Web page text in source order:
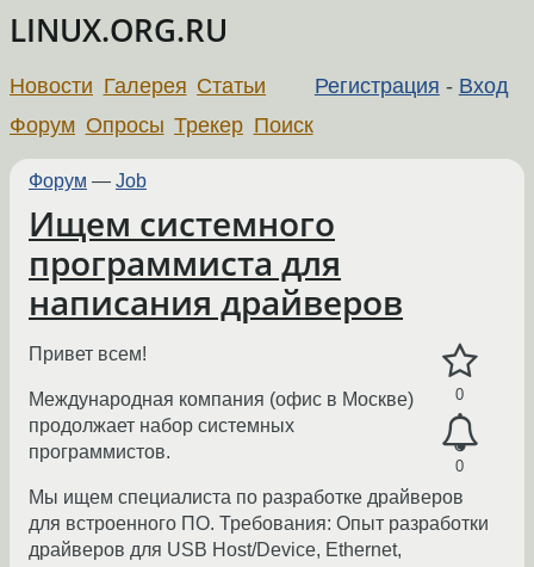
LINUX.ORG.RU
Регистрация - Вход
Новости Галерея Статьи
Форум Опросы Трекер Поиск
Форум — Job
Ищем системного
программиста для
написания драйверов
0
0
Привет всем!
Международная компания (офис в Москве)
продолжает набор системных
программистов.
Мы ищем специалиста по разработке драйверов
для встроенного ПО. Требования: Опыт разработки
драйверов для USB Host/Device, Ethernet,